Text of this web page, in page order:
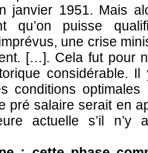
janvier 1951. Mais
qu’on puisse
une crise
[…]. Cela fut pour
considérable.
conditions
pré salaire serait en
actuelle s’il